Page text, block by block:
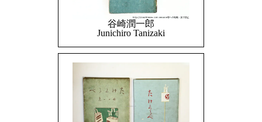
谷崎潤一郎
Junichiro Tanizaki